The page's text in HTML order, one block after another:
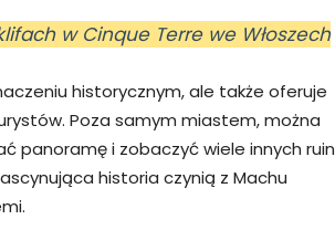
w Cinque Terre we Włoszech
historycznym, ale także oferuje
Poza samym miastem, można
panoramę i zobaczyć wiele innych ruin
historia czynią z Machu